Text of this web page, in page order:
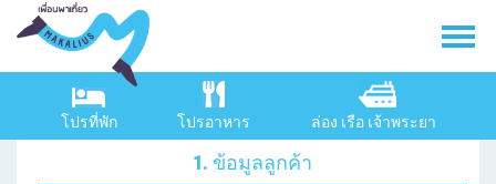
โปรที่พัก โปรอาหาร ล่อง เรือ เจ้าพระยา
1. ข้อมูลลูกค้า